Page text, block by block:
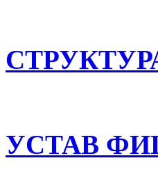
УСТАВ ФИЦ